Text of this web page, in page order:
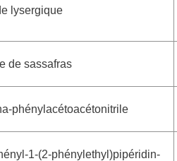
lysergique
de sassafras
phénylacétoacétonitrile
1-(2-phénylethyl)pipéridin-